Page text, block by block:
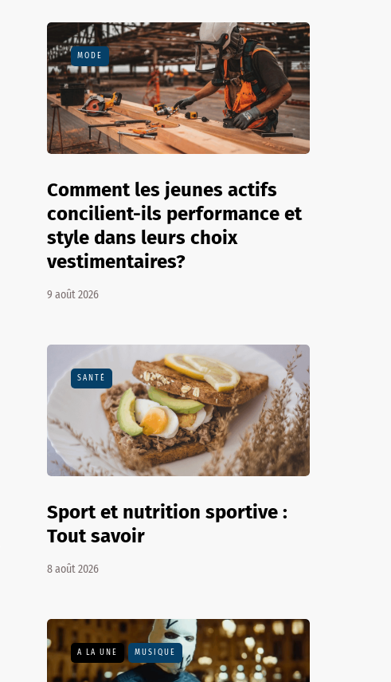
MODE
Comment les jeunes actifs
concilient-ils performance et
style dans leurs choix
vestimentaires?
9 août 2026
SANTÉ
Sport et nutrition sportive :
Tout savoir
8 août 2026
A LA UNE MUSIQUE